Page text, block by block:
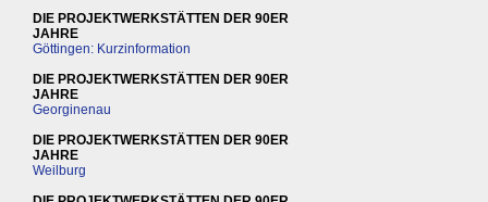
DIE PROJEKTWERKSTÄTTEN DER 90ER
JAHRE
Göttingen: Kurzinformation
DIE PROJEKTWERKSTÄTTEN DER 90ER
JAHRE
Georginenau
DIE PROJEKTWERKSTÄTTEN DER 90ER
JAHRE
Weilburg